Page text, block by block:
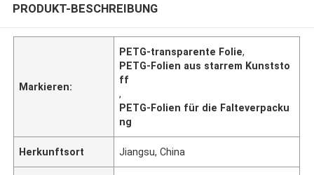
PRODUKT-BESCHREIBUNG
Markieren:
PETG-transparente Folie,
PETG-Folien aus starrem Kunststo
ff
,
PETG-Folien für die Falteverpacku
ng
Herkunftsort Jiangsu, China